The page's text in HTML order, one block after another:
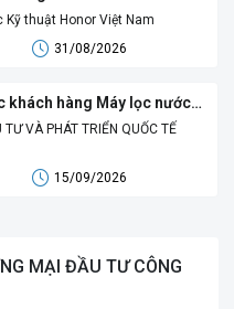
Kỹ thuật Honor Việt Nam
31/08/2026
khách hàng Máy lọc nước -
VÀ PHÁT TRIỂN QUỐC TẾ
15/09/2026
MẠI ĐẦU TƯ CÔNG